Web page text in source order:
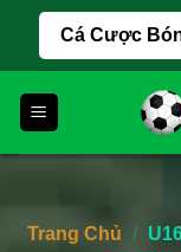
content
Cá Cược
Trang Chủ /